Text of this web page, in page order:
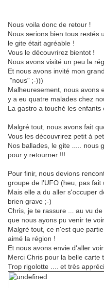
Nous voila donc de retour !
Nous serions bien tous restés
le gite était agréable !
Vous le découvrirez bientot !
Nous avons visité un peu la
Et nous avons invité mon
"nous" ;-)))
Malheuresement, nous avons
y a eu quatre malades chez
La gastro a touché les
Malgré tout, nous avons fait
Vous les découvrirez petit à
Nos ballades, le gite ..... nous
pour y retourner !!!
Pour finir, nous devions
groupe de l'UFO (heu, pas fait
Mais elle a du aller s'occuper
brien grave ;-)
Chris, je te rassure ... au vu
que nous ayons pu venir te
Malgré tout, ce n'est que
aimé la région !
Et nous avons envie d'aller
Merci Chris pour la belle carte
Trop rigolotte .... et très